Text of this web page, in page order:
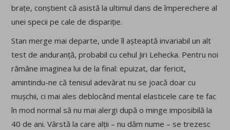
brațe, conștient că asistă la ultimul dans de împerechere al
unei specii pe cale de dispariție.
Stan merge mai departe, unde îl așteaptă invariabil un alt
test de anduranță, probabil cu cehul Jiri Lehecka. Pentru noi
rămâne imaginea lui de la final: epuizat, dar fericit,
amintindu-ne că tenisul adevărat nu se joacă doar cu
mușchii, ci mai ales deblocând mental elasticele care te fac
în mod normal să nu mai alergi după o minge imposibilă la
40 de ani. Vârstă la care alții – nu dăm nume – se trezesc